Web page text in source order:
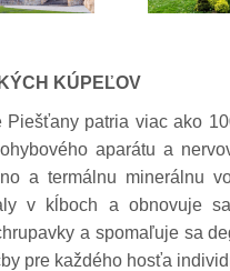
KÚPEĽOV
Piešťany patria viac ako
aparátu a
a termálnu minerálnu
v kĺboch a obnovuje
a spomaľuje sa
pre každého hosťa